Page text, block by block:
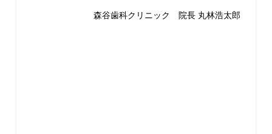
森谷歯科クリニック 院長 丸林浩太郎